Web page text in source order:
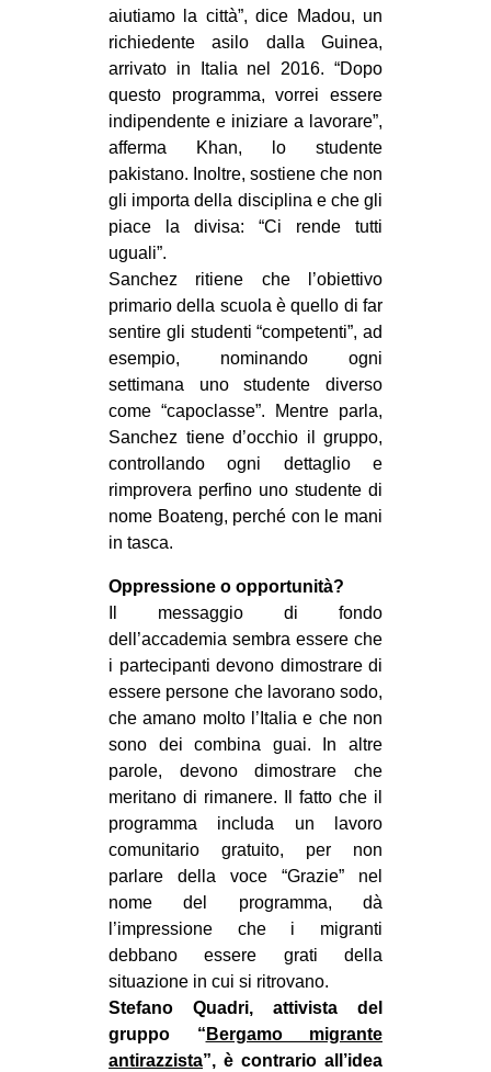
aiutiamo la città”, dice Madou, un
richiedente asilo dalla Guinea,
arrivato in Italia nel 2016. “Dopo
questo programma, vorrei essere
indipendente e iniziare a lavorare”,
afferma Khan, lo studente
pakistano. Inoltre, sostiene che non
gli importa della disciplina e che gli
piace la divisa: “Ci rende tutti
uguali”.
Sanchez ritiene che l’obiettivo
primario della scuola è quello di far
sentire gli studenti “competenti”, ad
esempio, nominando ogni
settimana uno studente diverso
come “capoclasse”. Mentre parla,
Sanchez tiene d’occhio il gruppo,
controllando ogni dettaglio e
rimprovera perfino uno studente di
nome Boateng, perché con le mani
in tasca.
Oppressione o opportunità?
Il messaggio di fondo
dell’accademia sembra essere che
i partecipanti devono dimostrare di
essere persone che lavorano sodo,
che amano molto l’Italia e che non
sono dei combina guai. In altre
parole, devono dimostrare che
meritano di rimanere. Il fatto che il
programma includa un lavoro
comunitario gratuito, per non
parlare della voce “Grazie” nel
nome del programma, dà
l’impressione che i migranti
debbano essere grati della
situazione in cui si ritrovano.
Stefano Quadri, attivista del
gruppo “ Bergamo migrante
antirazzista”, è contrario all’idea